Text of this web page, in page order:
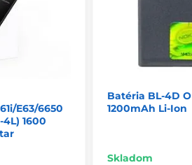
E63/6650
1600
Batéria BL-4D
1200mAh Li-Ion
Skladom